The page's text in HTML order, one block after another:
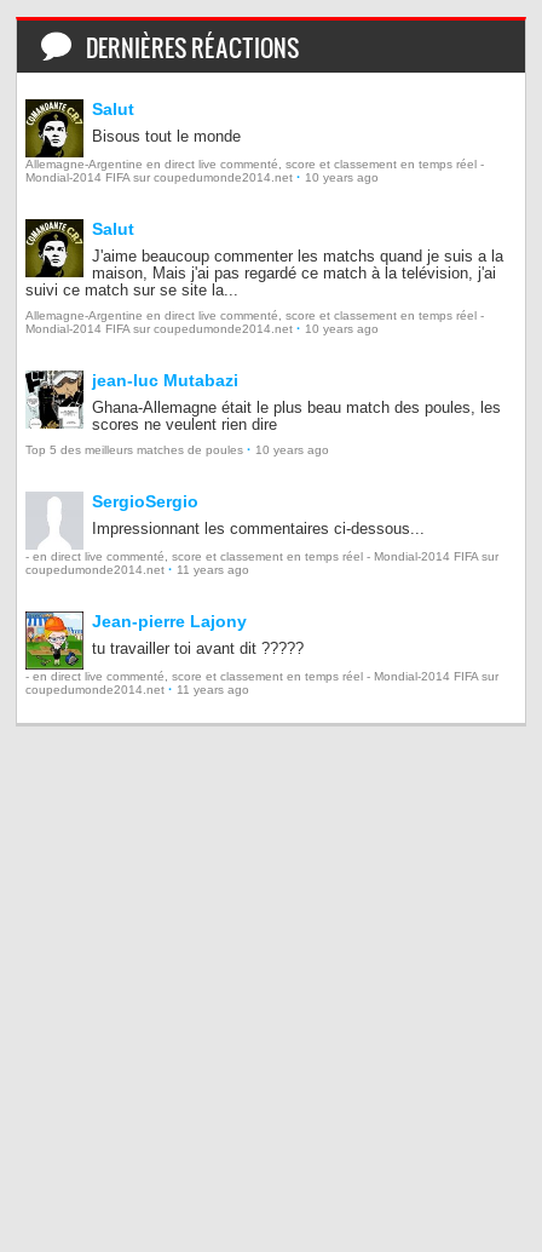
DERNIÈRES RÉACTIONS
Salut
Bisous tout le monde
Allemagne-Argentine en direct live commenté, score et classement en temps réel -
Mondial-2014 FIFA sur coupedumonde2014.net · 10 years ago
Salut
J'aime beaucoup commenter les matchs quand je suis a la
maison, Mais j'ai pas regardé ce match à la telévision, j'ai
suivi ce match sur se site la...
Allemagne-Argentine en direct live commenté, score et classement en temps réel -
Mondial-2014 FIFA sur coupedumonde2014.net · 10 years ago
jean-luc Mutabazi
Ghana-Allemagne était le plus beau match des poules, les
scores ne veulent rien dire
Top 5 des meilleurs matches de poules · 10 years ago
SergioSergio
Impressionnant les commentaires ci-dessous...
- en direct live commenté, score et classement en temps réel - Mondial-2014 FIFA sur
coupedumonde2014.net · 11 years ago
Jean-pierre Lajony
tu travailler toi avant dit ?????
- en direct live commenté, score et classement en temps réel - Mondial-2014 FIFA sur
coupedumonde2014.net · 11 years ago